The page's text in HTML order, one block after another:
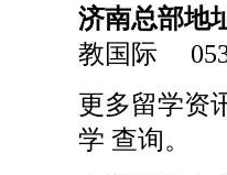
济南总部地
教国际
更多留学资
学 查询。